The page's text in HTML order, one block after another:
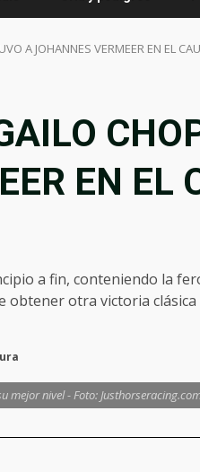
A JOHANNES VERMEER EN EL
EN EL
a fin, conteniendo la
obtener otra victoria
mejor nivel - Foto: